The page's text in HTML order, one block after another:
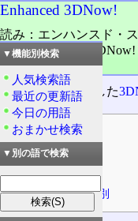
Enhanced 3DNow!
読み：エンハンスド・
外語：Enhanced 3DNow!
品詞：固有名詞
Athlonから対応した
目次
概要
仕様
機能の有無判別
▼機能別検索
人気検索語
最近の更新語
今日の用語
おまかせ検索
▼別の語で検索